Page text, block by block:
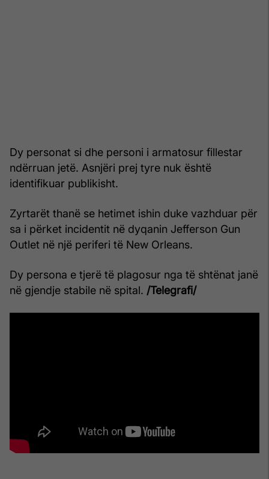
Dy personat si dhe personi i armatosur fillestar
ndërruan jetë. Asnjëri prej tyre nuk është
identifikuar publikisht.
Zyrtarët thanë se hetimet ishin duke vazhduar për
sa i përket incidentit në dyqanin Jefferson Gun
Outlet në një periferi të New Orleans.
Dy persona e tjerë të plagosur nga të shtënat janë
në gjendje stabile në spital. /Telegrafi/